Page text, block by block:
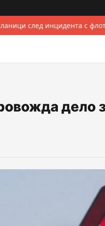
след инцидента с
дело